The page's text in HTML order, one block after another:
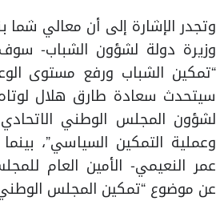
وتجدر الإشارة إلى أن معالي
وزيرة دولة لشؤون الشباب-
“تمكين الشباب ورفع مستوى
سيتحدث سعادة طارق هلال
لشؤون المجلس الوطني
وعملية التمكين السياسي”،
عمر النعيمي- الأمين العام
عن موضوع “تمكين المجلس الوطني